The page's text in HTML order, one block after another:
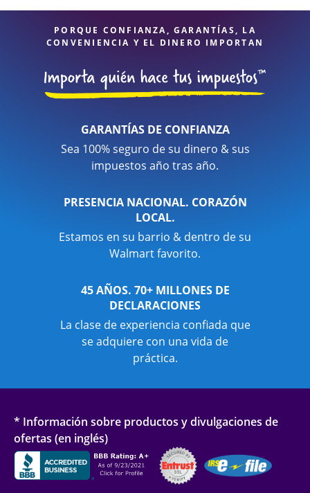
PORQUE CONFIANZA, GARANTÍAS, LA
CONVENIENCIA Y EL DINERO IMPORTAN
GARANTÍAS DE CONFIANZA
Sea 100% seguro de su dinero & sus
impuestos año tras año.
PRESENCIA NACIONAL. CORAZÓN
LOCAL.
Estamos en su barrio & dentro de su
Walmart favorito.
45 AÑOS. 70+ MILLONES DE
DECLARACIONES
La clase de experiencia confiada que
se adquiere con una vida de
práctica.
* Información sobre productos y divulgaciones de
ofertas (en inglés)